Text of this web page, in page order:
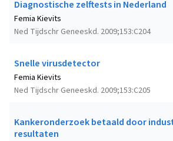
Diagnostische zelftests in Nederland
Ned Tijdschr Geneeskd. 2009;153:C204
Femia Kievits
Snelle virusdetector
Ned Tijdschr Geneeskd. 2009;153:C205
Femia Kievits
Kankeronderzoek betaald door
resultaten